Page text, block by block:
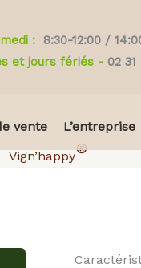
:
8:30-12:00 /
et jours fériés - 02
vente L’entreprise
Vign’happy®